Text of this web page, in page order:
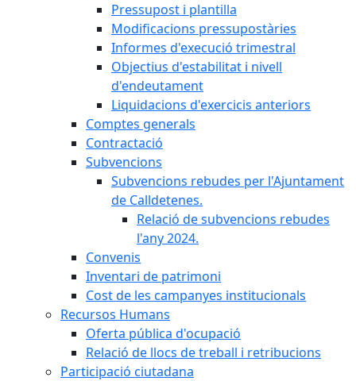
Pressupost i plantilla
Modificacions pressupostàries
Informes d'execució trimestral
Objectius d'estabilitat i nivell
d'endeutament
Liquidacions d'exercicis anteriors
Comptes generals
Contractació
Subvencions
Subvencions rebudes per l'Ajuntament
de Calldetenes.
Relació de subvencions rebudes
l'any 2024.
Convenis
Inventari de patrimoni
Cost de les campanyes institucionals
Recursos Humans
Oferta pública d'ocupació
Relació de llocs de treball i retribucions
Participació ciutadana